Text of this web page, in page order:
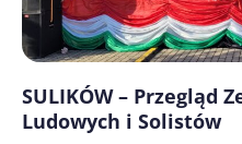
SULIKÓW – Przegląd
Ludowych i Solistów